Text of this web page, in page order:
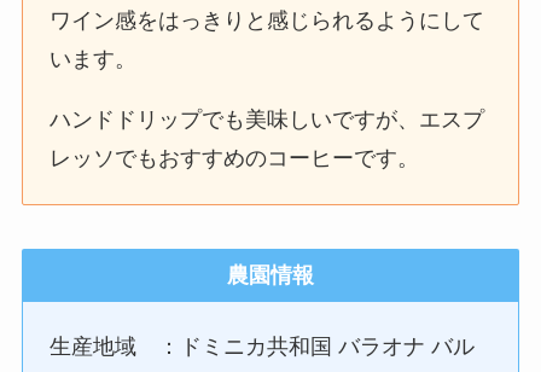
ワイン感をはっきりと感じられるようにして
います。
ハンドドリップでも美味しいですが、エスプ
レッソでもおすすめのコーヒーです。
農園情報
生産地域 ：ドミニカ共和国 バラオナ バル